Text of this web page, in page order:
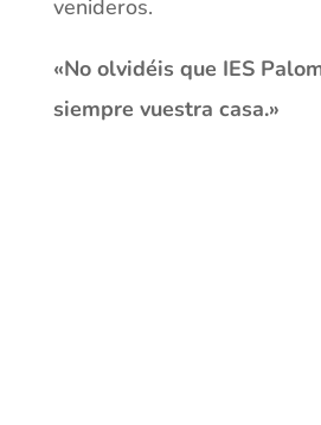
venideros.
«No olvidéis que IES
siempre vuestra casa.»